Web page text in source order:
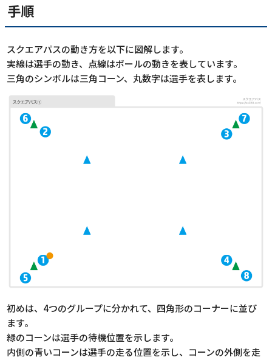
手順
スクエアパスの動き方を以下に図解します。
実線は選手の動き、点線はボールの動きを表しています。
三角のシンボルは三角コーン、丸数字は選手を表します。
初めは、4つのグループに分かれて、四角形のコーナーに並び
ます。
緑のコーンは選手の待機位置を示します。
内側の青いコーンは選手の走る位置を示し、コーンの外側を走